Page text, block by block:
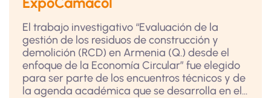
El trabajo investigativo “Evaluación de la
gestión de los residuos de construcción y
demolición (RCD) en Armenia (Q.) desde el
enfoque de la Economía Circular” fue elegido
para ser parte de los encuentros técnicos y de
la agenda académica que se desarrolla en el...